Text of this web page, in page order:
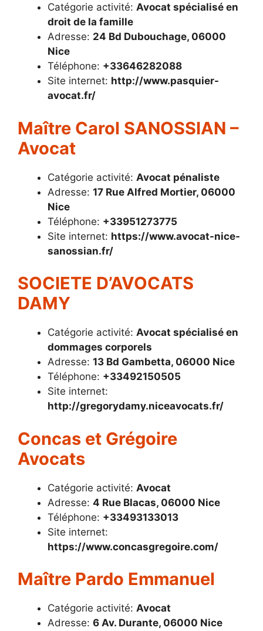
Catégorie activité: Avocat spécialisé en
droit de la famille
Adresse: 24 Bd Dubouchage, 06000
Nice
Téléphone: +33646282088
Site internet: http://www.pasquier-
avocat.fr/
Maître Carol SANOSSIAN –
Avocat
Catégorie activité: Avocat pénaliste
Adresse: 17 Rue Alfred Mortier, 06000
Nice
Téléphone: +33951273775
Site internet: https://www.avocat-nice-
sanossian.fr/
SOCIETE D’AVOCATS
DAMY
Catégorie activité: Avocat spécialisé en
dommages corporels
Adresse: 13 Bd Gambetta, 06000 Nice
Téléphone: +33492150505
Site internet:
http://gregorydamy.niceavocats.fr/
Concas et Grégoire
Avocats
Catégorie activité: Avocat
Adresse: 4 Rue Blacas, 06000 Nice
Téléphone: +33493133013
Site internet:
https://www.concasgregoire.com/
Maître Pardo Emmanuel
Catégorie activité: Avocat
Adresse: 6 Av. Durante, 06000 Nice